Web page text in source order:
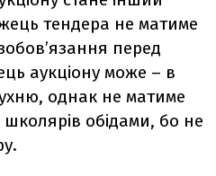
тендера не матиме
перед
аукціону може – в
однак не матиме
обідами, бо не